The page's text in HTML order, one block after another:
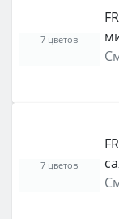
функции
защита от
7 цветов
7 цветов